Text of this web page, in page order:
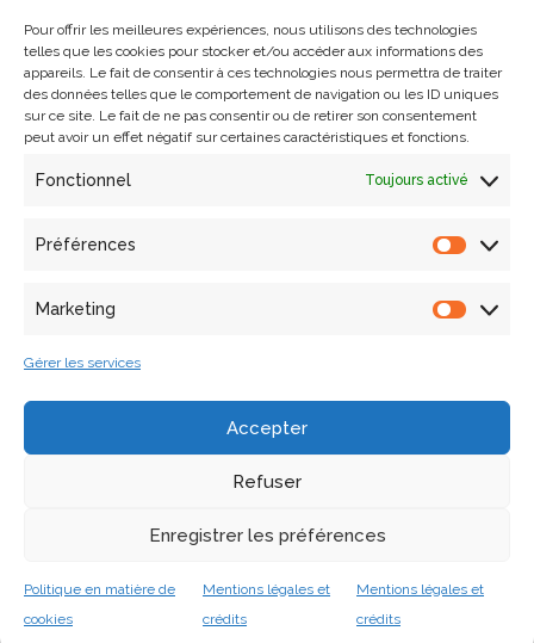
Pour offrir les meilleures expériences, nous utilisons des technologies
telles que les cookies pour stocker et/ou accéder aux informations des
appareils. Le fait de consentir à ces technologies nous permettra de traiter
des données telles que le comportement de navigation ou les ID uniques
sur ce site. Le fait de ne pas consentir ou de retirer son consentement
peut avoir un effet négatif sur certaines caractéristiques et fonctions.
Fonctionnel Toujours activé
Préférences
Marketing
Gérer les services
Accepter
Refuser
Enregistrer les préférences
Politique en matière de
cookies
Mentions légales et
crédits
Mentions légales et
crédits
Parcours doctoraux